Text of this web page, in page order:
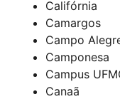
Califórnia
Camargos
Campo
Camponesa
Campus
Canaã